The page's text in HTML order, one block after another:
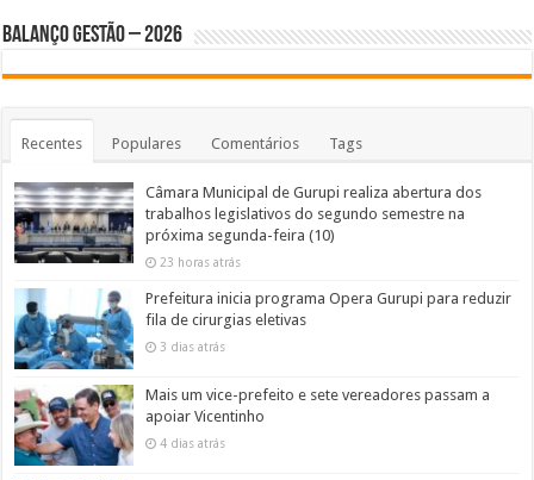
BALANÇO GESTÃO – 2026
Recentes Populares Comentários Tags
Câmara Municipal de Gurupi realiza abertura dos
trabalhos legislativos do segundo semestre na
próxima segunda-feira (10)
23 horas atrás
Prefeitura inicia programa Opera Gurupi para reduzir
fila de cirurgias eletivas
3 dias atrás
Mais um vice-prefeito e sete vereadores passam a
apoiar Vicentinho
4 dias atrás